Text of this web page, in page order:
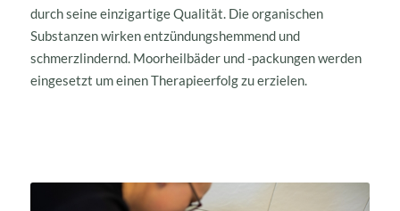
durch seine einzigartige Qualität. Die organischen
Substanzen wirken entzündungshemmend und
schmerzlindernd. Moorheilbäder und -packungen werden
eingesetzt um einen Therapieerfolg zu erzielen.